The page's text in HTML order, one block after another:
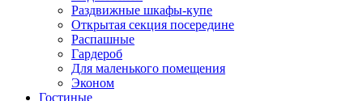
Раздвижные шкафы-купе
Открытая секция посередине
Распашные
Гардероб
Для маленького помещения
Эконом
Гостиные